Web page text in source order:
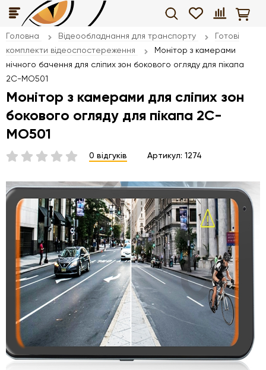
Головна Відеообладнання для транспорту
Готові
комплекти відеоспостереження
Монітор з камерами
нічного бачення для сліпих зон бокового огляду для пікапа
2С-MO501
Монітор з камерами для сліпих зон
бокового огляду для пікапа 2С-
MO501
0 відгуків Артикул: 1274